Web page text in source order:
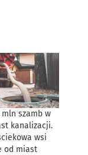
mln szamb w
kanalizacji.
wsi
od miast